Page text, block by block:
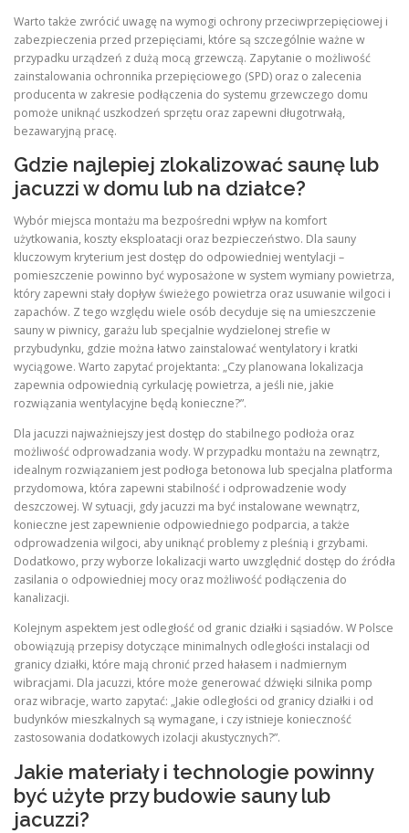
Warto także zwrócić uwagę na wymogi ochrony przeciwprzepięciowej i
zabezpieczenia przed przepięciami, które są szczególnie ważne w
przypadku urządzeń z dużą mocą grzewczą. Zapytanie o możliwość
zainstalowania ochronnika przepięciowego (SPD) oraz o zalecenia
producenta w zakresie podłączenia do systemu grzewczego domu
pomoże uniknąć uszkodzeń sprzętu oraz zapewni długotrwałą,
bezawaryjną pracę.
Gdzie najlepiej zlokalizować saunę lub
jacuzzi w domu lub na działce?
Wybór miejsca montażu ma bezpośredni wpływ na komfort
użytkowania, koszty eksploatacji oraz bezpieczeństwo. Dla sauny
kluczowym kryterium jest dostęp do odpowiedniej wentylacji –
pomieszczenie powinno być wyposażone w system wymiany powietrza,
który zapewni stały dopływ świeżego powietrza oraz usuwanie wilgoci i
zapachów. Z tego względu wiele osób decyduje się na umieszczenie
sauny w piwnicy, garażu lub specjalnie wydzielonej strefie w
przybudynku, gdzie można łatwo zainstalować wentylatory i kratki
wyciągowe. Warto zapytać projektanta: „Czy planowana lokalizacja
zapewnia odpowiednią cyrkulację powietrza, a jeśli nie, jakie
rozwiązania wentylacyjne będą konieczne?”.
Dla jacuzzi najważniejszy jest dostęp do stabilnego podłoża oraz
możliwość odprowadzania wody. W przypadku montażu na zewnątrz,
idealnym rozwiązaniem jest podłoga betonowa lub specjalna platforma
przydomowa, która zapewni stabilność i odprowadzenie wody
deszczowej. W sytuacji, gdy jacuzzi ma być instalowane wewnątrz,
konieczne jest zapewnienie odpowiedniego podparcia, a także
odprowadzenia wilgoci, aby uniknąć problemy z pleśnią i grzybami.
Dodatkowo, przy wyborze lokalizacji warto uwzględnić dostęp do źródła
zasilania o odpowiedniej mocy oraz możliwość podłączenia do
kanalizacji.
Kolejnym aspektem jest odległość od granic działki i sąsiadów. W Polsce
obowiązują przepisy dotyczące minimalnych odległości instalacji od
granicy działki, które mają chronić przed hałasem i nadmiernym
wibracjami. Dla jacuzzi, które może generować dźwięki silnika pomp
oraz wibracje, warto zapytać: „Jakie odległości od granicy działki i od
budynków mieszkalnych są wymagane, i czy istnieje konieczność
zastosowania dodatkowych izolacji akustycznych?”.
Jakie materiały i technologie powinny
być użyte przy budowie sauny lub
jacuzzi?